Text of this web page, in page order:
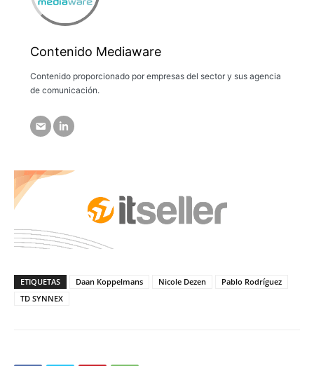
Contenido Mediaware
Contenido proporcionado por empresas del sector y sus agencia
de comunicación.
ETIQUETAS Daan Koppelmans Nicole Dezen
Pablo Rodríguez
TD SYNNEX